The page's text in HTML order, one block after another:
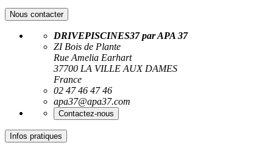
Nous contacter
DRIVEPISCINES37 par APA 37
ZI Bois de Plante
Rue Amelia Earhart
37700 LA VILLE AUX DAMES
France
02 47 46 47 46
apa37@apa37.com
Contactez-nous
Infos pratiques